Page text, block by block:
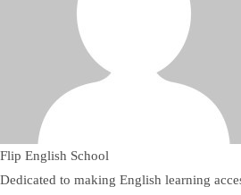
Flip English School
Dedicated to making English learning